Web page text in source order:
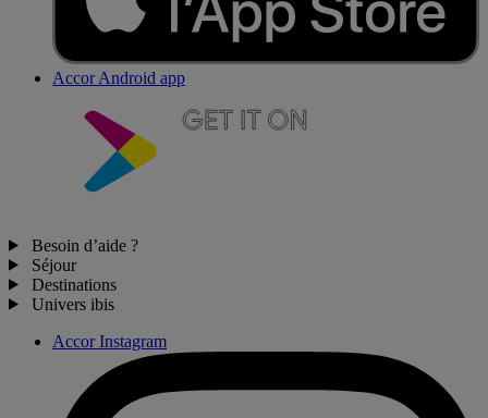
Accor Android app
Besoin d’aide ?
Séjour
Destinations
Univers ibis
Accor Instagram